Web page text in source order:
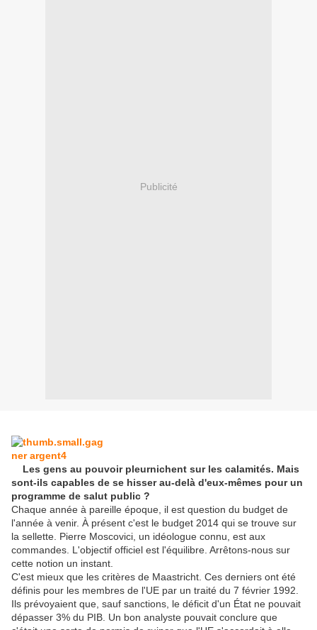
Publicité
Les gens au pouvoir pleurnichent sur les calamités. Mais
sont-ils capables de se hisser au-delà d'eux-mêmes pour un
programme de salut public ?
Chaque année à pareille époque, il est question du budget de
l'année à venir. À présent c'est le budget 2014 qui se trouve sur
la sellette. Pierre Moscovici, un idéologue connu, est aux
commandes. L'objectif officiel est l'équilibre. Arrêtons-nous sur
cette notion un instant.
C'est mieux que les critères de Maastricht. Ces derniers ont été
définis pour les membres de l'UE par un traité du 7 février 1992.
Ils prévoyaient que, sauf sanctions, le déficit d'un État ne pouvait
dépasser 3% du PIB. Un bon analyste pouvait conclure que